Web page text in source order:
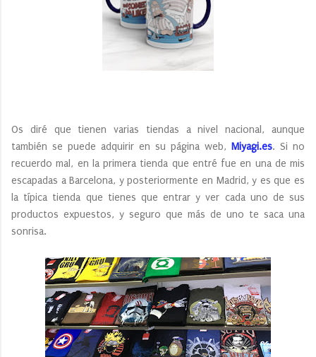
Os diré que tienen varias tiendas a nivel nacional, aunque
también se puede adquirir en su página web, Miyagi.es. Si no
recuerdo mal, en la primera tienda que entré fue en una de mis
escapadas a Barcelona, y posteriormente en Madrid, y es que es
la típica tienda que tienes que entrar y ver cada uno de sus
productos expuestos, y seguro que más de uno te saca una
sonrisa.